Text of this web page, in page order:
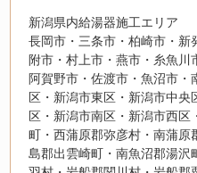
新潟県内給湯器施工エリア
長岡市・三条市・柏崎市・新
附市・村上市・燕市・糸魚川
阿賀野市・佐渡市・魚沼市
区・新潟市東区・新潟市中
区・新潟市南区・新潟市西
町・西蒲原郡弥彦村・南蒲原
島郡出雲崎町・南魚沼郡湯沢